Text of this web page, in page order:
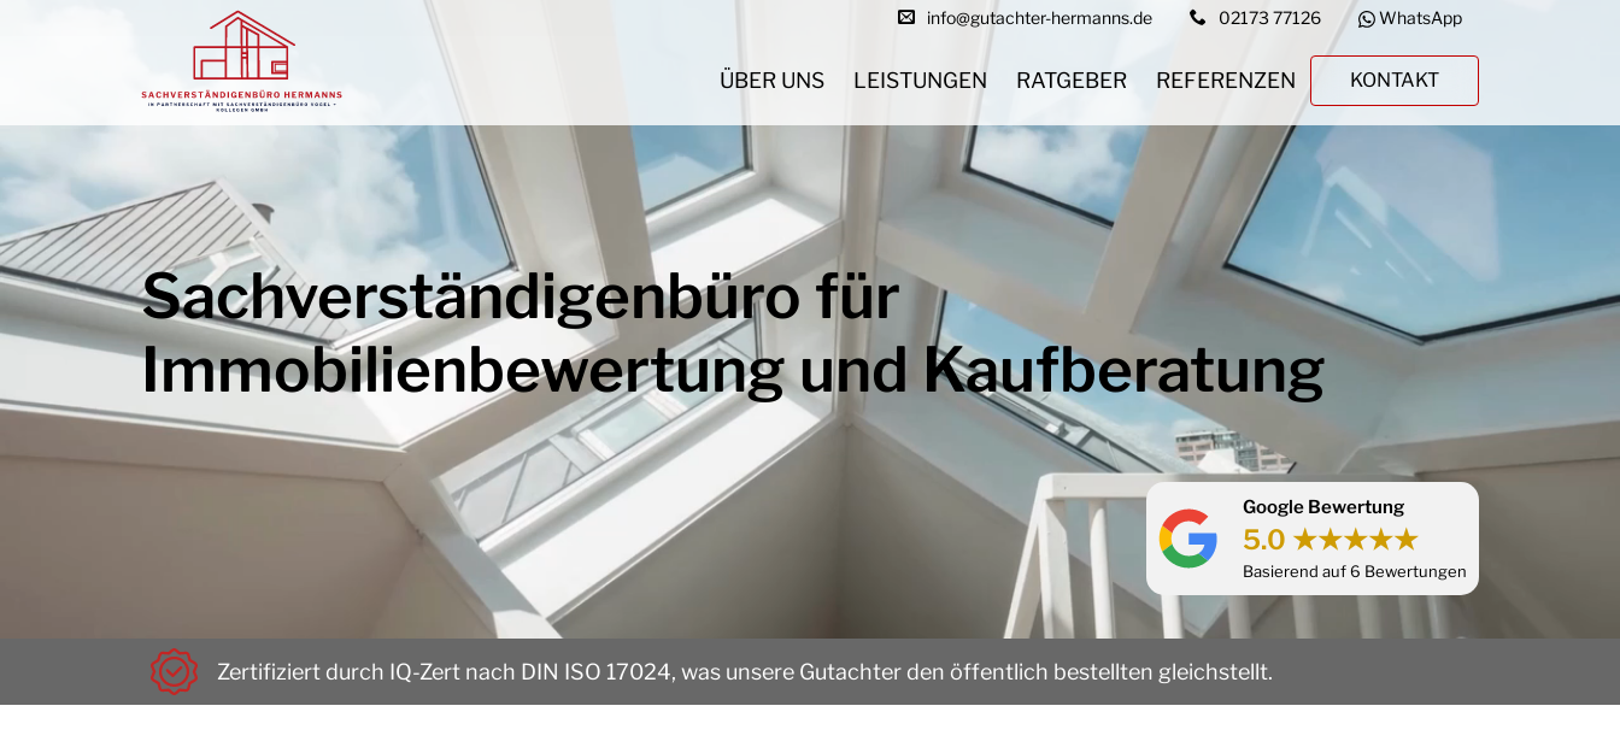
info@gutachter-hermanns.de 02173 77126 WhatsApp
ÜBER UNS LEISTUNGEN RATGEBER REFERENZEN KONTAKT
Sachverständigenbüro für
Immobilienbewertung und Kaufberatung
KOSTENFREIES ERSTGESPRÄCH Google Bewertung
5.0 ★★★★★
Basierend auf 6 Bewertungen
Zertifiziert durch IQ-Zert nach DIN ISO 17024, was unsere Gutachter den öffentlich bestellten gleichstellt.